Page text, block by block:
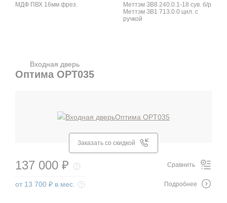
МДФ ПВХ 16мм фрез.
Меттэм ЗВ8 240.0.1-18 сув. б/р
Меттэм ЗВ1 713.0.0 цил. с
ручкой
Входная дверь
Оптима OPT035
Заказать со скидкой
137 000 ₽
от 13 700 ₽ в мес.
Сравнить
Подробнее